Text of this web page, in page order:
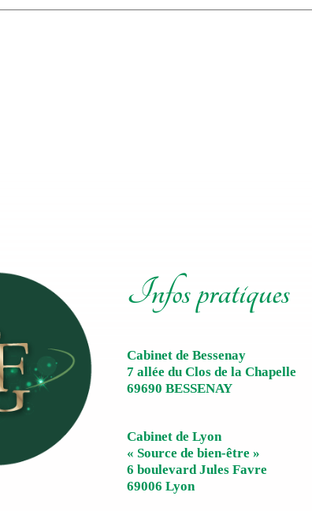
Infos pratiques
Cabinet de Bessenay
7 allée du Clos de la Chapelle
69690 BESSENAY
Cabinet de Lyon
« Source de bien-être »
6 boulevard Jules Favre
69006 Lyon